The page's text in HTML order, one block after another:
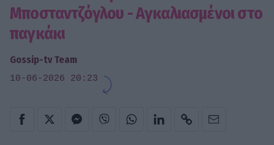
Μποσταντζόγλου - Αγκαλιασμένοι στο
παγκάκι
Gossip-tv Team
10-06-2026 20:23